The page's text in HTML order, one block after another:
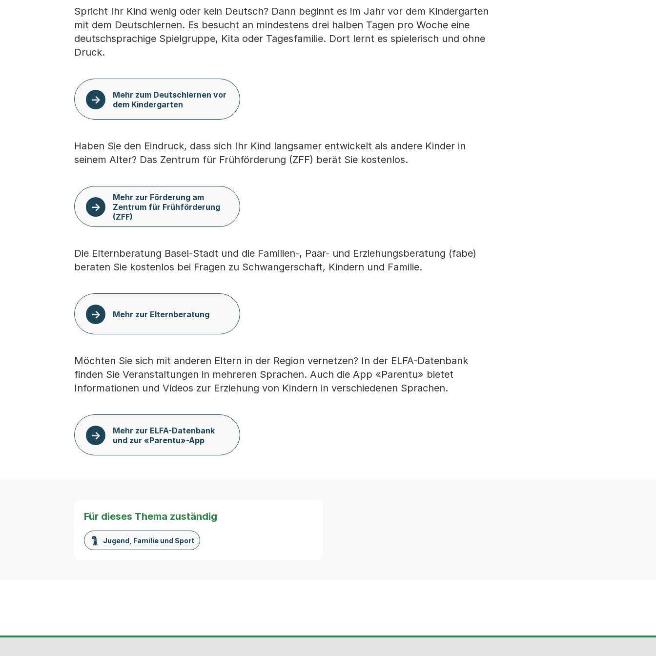
Spricht Ihr Kind wenig oder kein Deutsch? Dann beginnt es im Jahr vor dem Kindergarten
mit dem Deutschlernen. Es besucht an mindestens drei halben Tagen pro Woche eine
deutschsprachige Spielgruppe, Kita oder Tagesfamilie. Dort lernt es spielerisch und ohne
Druck.
Mehr zum Deutschlernen vor
dem Kindergarten
Haben Sie den Eindruck, dass sich Ihr Kind langsamer entwickelt als andere Kinder in
seinem Alter? Das Zentrum für Frühförderung (ZFF) berät Sie kostenlos.
Mehr zur Förderung am
Zentrum für Frühförderung
(ZFF)
Die Elternberatung Basel-Stadt und die Familien-, Paar- und Erziehungsberatung (fabe)
beraten Sie kostenlos bei Fragen zu Schwangerschaft, Kindern und Familie.
Mehr zur Elternberatung
Möchten Sie sich mit anderen Eltern in der Region vernetzen? In der ELFA-Datenbank
finden Sie Veranstaltungen in mehreren Sprachen. Auch die App «Parentu» bietet
Informationen und Videos zur Erziehung von Kindern in verschiedenen Sprachen.
Mehr zur ELFA-Datenbank
und zur «Parentu»-App
Für dieses Thema zuständig
Jugend, Familie und Sport